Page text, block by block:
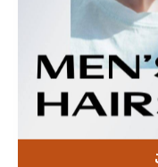
の点が、若林駅周辺
となっています。
初めてでも失敗し
初めてハイトーン短
SNSで実際の施術事